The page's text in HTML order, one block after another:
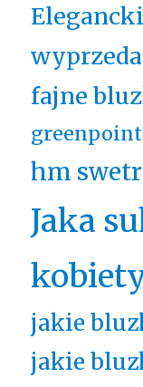
fajne
greenpoint
hm
Jaka
jakie
jakie